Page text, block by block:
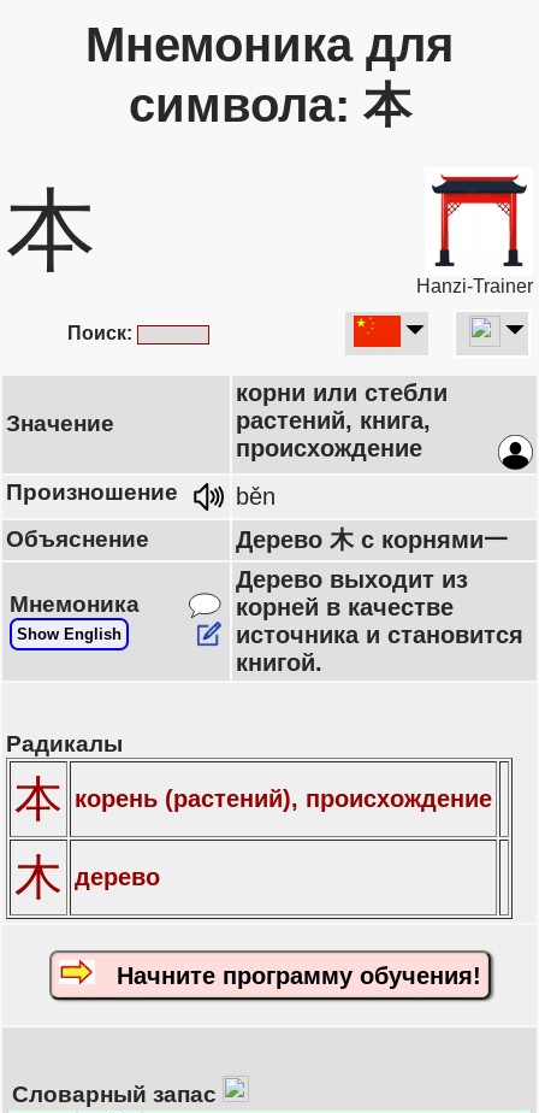
Мнемоника для
символа: 本
本
Hanzi-Trainer
Поиск:
Значение
корни или стебли
растений, книга,
происхождение
Произношение běn
Объяснение Дерево 木 с корнями一
Мнемоника
Show English
Дерево выходит из
корней в качестве
источника и становится
книгой.
Радикалы
本 корень (растений), происхождение
木 дерево
Начните программу обучения!
Словарный запас